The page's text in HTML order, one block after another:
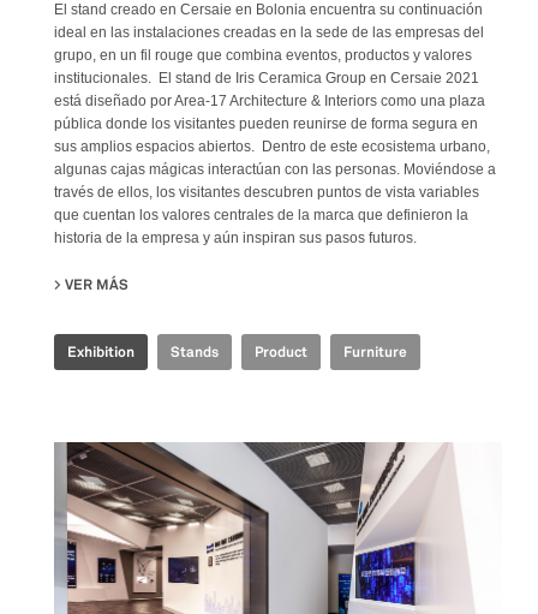
El stand creado en Cersaie en Bolonia encuentra su continuación
ideal en las instalaciones creadas en la sede de las empresas del
grupo, en un fil rouge que combina eventos, productos y valores
institucionales. El stand de Iris Ceramica Group en Cersaie 2021
está diseñado por Area-17 Architecture & Interiors como una plaza
pública donde los visitantes pueden reunirse de forma segura en
sus amplios espacios abiertos. Dentro de este ecosistema urbano,
algunas cajas mágicas interactúan con las personas. Moviéndose a
través de ellos, los visitantes descubren puntos de vista variables
que cuentan los valores centrales de la marca que definieron la
historia de la empresa y aún inspiran sus pasos futuros.
VER MÁS
Exhibition Stands Product Furniture